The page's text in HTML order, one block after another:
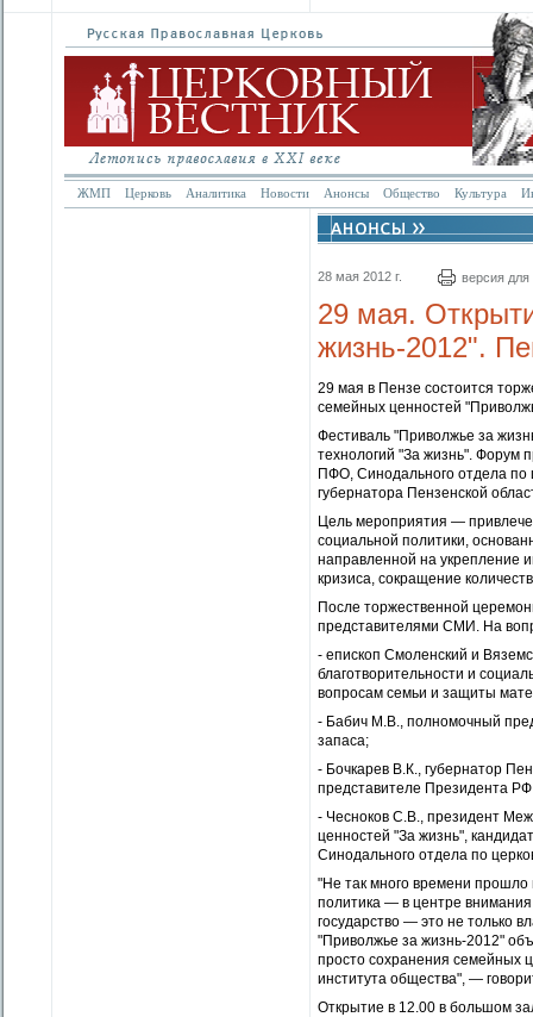
ЖМП Церковь Аналитика Новости Анонсы Общество Культура
28 мая 2012 г. версия для
29 мая.
жизнь-2012".
29 мая в Пензе состоится
семейных ценностей
Фестиваль "Приволжье за
технологий "За жизнь". Форум
ПФО, Синодального отдела по
губернатора Пензенской
Цель мероприятия —
социальной политики,
направленной на укрепление
кризиса, сокращение
После торжественной
представителями СМИ. На
- епископ Смоленский и
благотворительности и
вопросам семьи и защиты
- Бабич М.В., полномочный
запаса;
- Бочкарев В.К., губернатор
представителе Президента
- Чесноков С.В., президент
ценностей "За жизнь",
Синодального отдела по
"Не так много времени
политика — в центре
государство — это не только
"Приволжье за жизнь-2012"
просто сохранения семейных
института общества", —
Открытие в 12.00 в большом